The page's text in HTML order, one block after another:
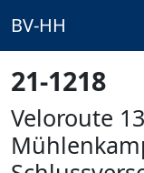
BV-HH
21-1218
Veloroute